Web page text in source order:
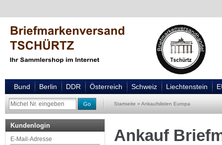
Bund Berlin DDR Österreich Schweiz Liechtenstein
Go Startseite » Ankaufslisten Europa
Ankauf
Kundenlogin
E-Mail-Adresse